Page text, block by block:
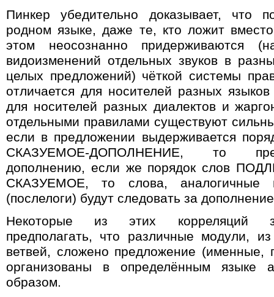
Пинкер убедительно доказывает, что
родном языке, даже те, кто ложит
этом неосознанно придерживаются
видоизменений отдельных звуков в
целых предложений) чёткой системы
отличается для носителей разных
для носителей разных диалектов и
отдельными правилами существуют
если в предложении выдерживается
СКАЗУЕМОЕ-ДОПОЛНЕНИЕ, то
дополнению, если же порядок слов
СКАЗУЕМОЕ, то слова, аналогичные
(послелоги) будут следовать за
Некоторые из этих корреляций
предполагать, что различные модули,
ветвей, сложено предложение (именные,
организованы в определённым языке
образом.